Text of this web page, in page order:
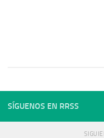
SÍGUENOS EN RRSS